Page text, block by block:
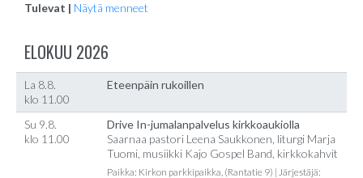
Tulevat | Näytä menneet
ELOKUU 2026
La 8.8.
klo 11.00
Eteenpäin rukoillen
Su 9.8.
klo 11.00
Drive In-jumalanpalvelus kirkkoaukiolla
Saarnaa pastori Leena Saukkonen, liturgi Marja
Tuomi, musiikki Kajo Gospel Band, kirkkokahvit
Paikka: Kirkon parkkipaikka, (Rantatie 9) | Järjestäjä: